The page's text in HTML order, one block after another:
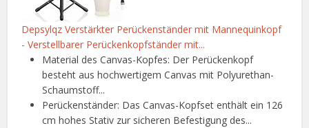
Depsylqz Verstärkter Perückenständer mit Mannequinkopf
- Verstellbarer Perückenkopfständer mit...
Material des Canvas-Kopfes: Der Perückenkopf
besteht aus hochwertigem Canvas mit Polyurethan-
Schaumstoff...
Perückenständer: Das Canvas-Kopfset enthält ein 126
cm hohes Stativ zur sicheren Befestigung des...